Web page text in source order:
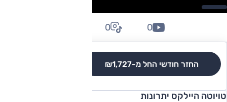
החזר חודשי החל מ-₪1,727
0
0
טויוטה היילקס יתרונות